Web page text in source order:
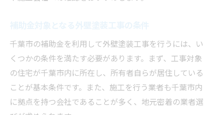
千葉市の補助金を利用して外壁塗装工事を行うには、い
くつかの条件を満たす必要があります。まず、工事対象
の住宅が千葉市内に所在し、所有者自らが居住している
ことが基本条件です。また、施工を行う業者も千葉市内
に拠点を持つ会社であることが多く、地元密着の業者選